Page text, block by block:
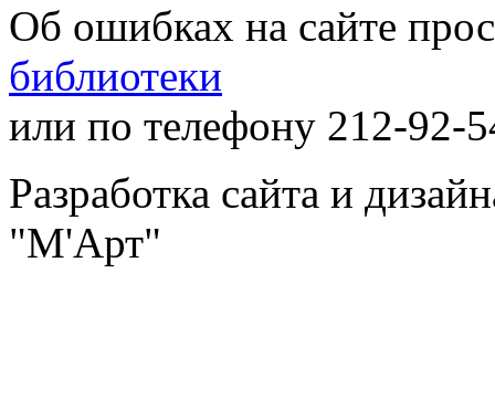
Об ошибках на сайте
библиотеки
или по телефону 212-92-
Разработка сайта и
"М'Арт"